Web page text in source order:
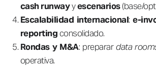
cash runwayyescenarios(base/
Escalabilidad internacional:e-
reportingconsolidado.
Rondas y M&A: preparardata
operativa.